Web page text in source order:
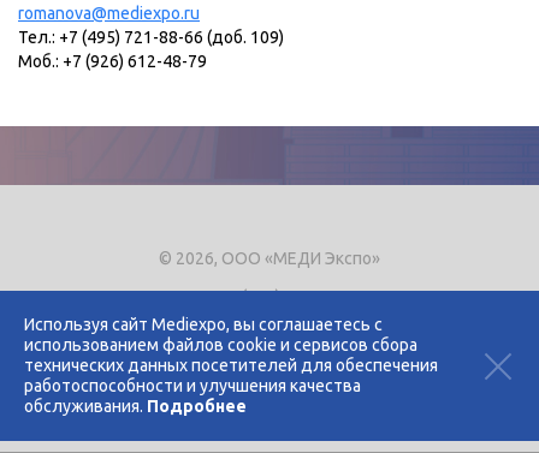
Используя сайт Mediexpo, вы соглашаетесь с
использованием файлов cookie и сервисов сбора
технических данных посетителей для обеспечения
работоспособности и улучшения качества
обслуживания. Подробнее
romanova@mediexpo.ru
Тел.: +7 (495) 721-88-66 (доб. 109)
Моб.: +7 (926) 612-48-79
© 2026, ООО «МЕДИ Экспо»
Тел.+7 (495) 721-8866
E-mail:expo@mediexpo.ru
Контакты
Политика использования cookies
Политика конфиденциальности